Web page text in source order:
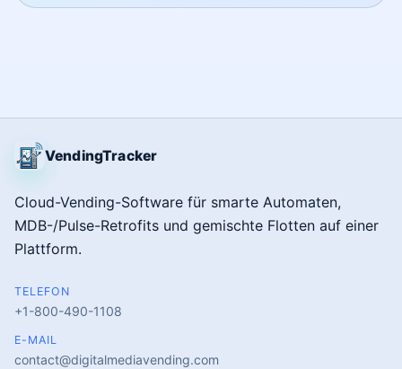
VendingTracker
Cloud-Vending-Software für smarte Automaten,
MDB-/Pulse-Retrofits und gemischte Flotten auf einer
Plattform.
TELEFON
+1-800-490-1108
E-MAIL
contact@digitalmediavending.com